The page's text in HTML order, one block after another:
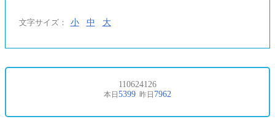
文字サイズ： 小 中 大